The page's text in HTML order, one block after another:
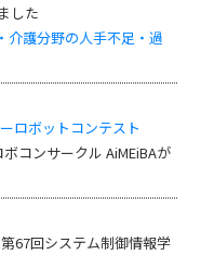
した
介護分野の人手不足・過
ロボットコンテスト
コンサークル AiMEiBAが
67回システム制御情報学